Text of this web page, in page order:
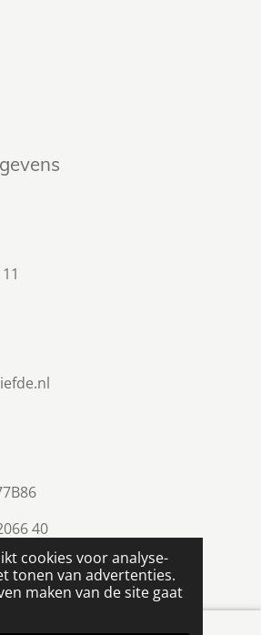
cookies voor analyse-
tonen van advertenties.
maken van de site gaat
40